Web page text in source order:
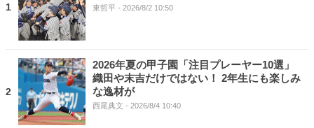
1 東哲平 - 2026/8/2 10:50
2
2026年夏の甲子園「注目プレーヤー10選」
織田や末吉だけではない！ 2年生にも楽しみ
な逸材が
西尾典文 - 2026/8/4 10:40